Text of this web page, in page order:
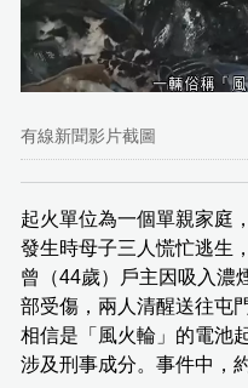
有線新聞影片截圖
起火單位為一個單親家庭
發生時母子三人慌忙逃生
曾（44歲）戶主因吸入濃
部受傷，兩人清醒送往屯
相信是「風火輪」的電池
涉及刑事成分。事件中，